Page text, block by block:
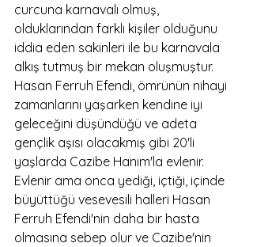
curcuna karnavalı olmuş,
olduklarından farklı kişiler olduğunu
iddia eden sakinleri ile bu karnavala
alkış tutmuş bir mekan oluşmuştur.
Hasan Ferruh Efendi, ömrünün nihayi
zamanlarını yaşarken kendine iyi
geleceğini düşündüğü ve adeta
gençlik aşısı olacakmış gibi 20'li
yaşlarda Cazibe Hanım'la evlenir.
Evlenir ama onca yediği, içtiği, içinde
büyüttüğü vesevesili halleri Hasan
Ferruh Efendi'nin daha bir hasta
olmasına sebep olur ve Cazibe'nin